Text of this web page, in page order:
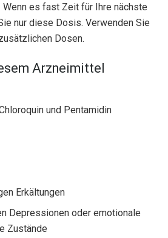
es fast Zeit für Ihre nächste
nur diese Dosis. Verwenden Sie
Dosen.
Arzneimittel
und Pentamidin
Erkältungen
Depressionen oder emotionale
Zustände